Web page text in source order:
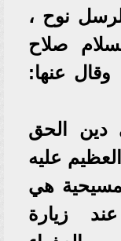
نوح ،
صلاح
عنها:
دين الحق
عليه
هي
زيارة